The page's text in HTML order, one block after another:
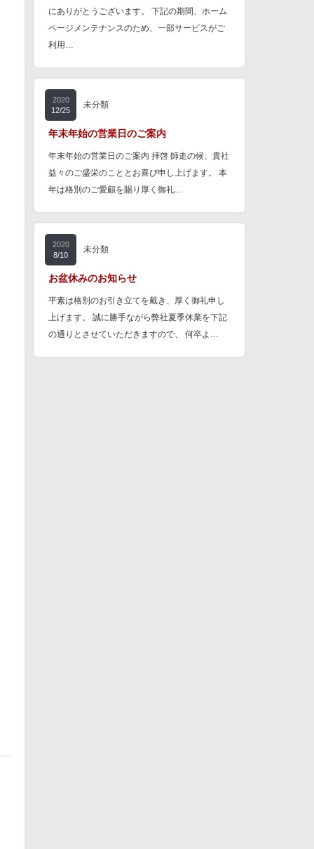
にありがとうございます。 下記の期間、ホーム
ページメンテナンスのため、一部サービスがご
利用…
2020
12/25
未分類
年末年始の営業日のご案内
年末年始の営業日のご案内 拝啓 師走の候、貴社
益々のご盛栄のこととお喜び申し上げます。 本
年は格別のご愛顧を賜り厚く御礼…
2020
8/10
未分類
お盆休みのお知らせ
平素は格別のお引き立てを戴き、厚く御礼申し
上げます。 誠に勝手ながら弊社夏季休業を下記
の通りとさせていただきますので、 何卒よ…